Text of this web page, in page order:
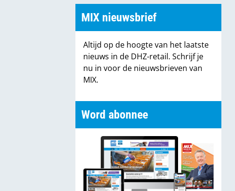
MIX nieuwsbrief
Altijd op de hoogte van het laatste
nieuws in de DHZ-retail. Schrijf je
nu in voor de nieuwsbrieven van
MIX.
Word abonnee